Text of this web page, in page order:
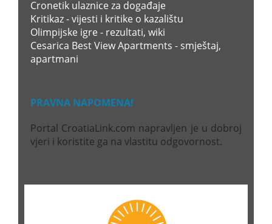
Cronetik ulaznice za događaje
Kritikaz - vijesti i kritike o kazalištu
Olimpijske igre - rezultati, wiki
Cesarica Best View Apartments - smještaj,
apartmani
PRAVNA NAPOMENA!
Portal CroatiaLink.com napravljen je u dobroj
vjeri i koristite ga na vlastitu odgovornost.